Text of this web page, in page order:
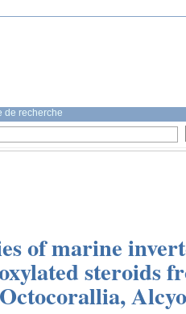
de recherche
of marine
steroids